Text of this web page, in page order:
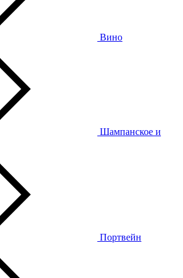
Вино
Шампанское и
Портвейн